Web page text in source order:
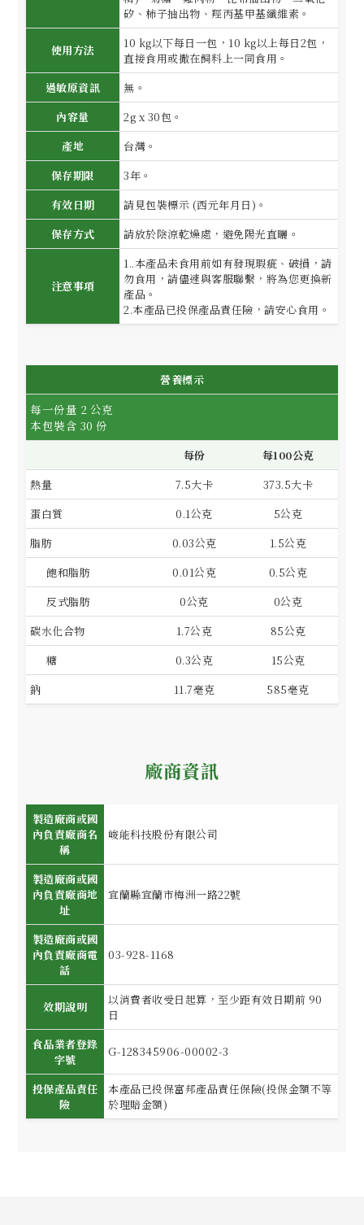
矽、柿子抽出物、羥丙基甲基纖維素。
使用方法
10 kg以下每日一包，10 kg以上每日2包，
直接食用或撒在飼料上一同食用。
過敏原資訊
無。
內容量
2g x 30包。
產地
台灣。
保存期限
3年。
有效日期
請見包裝標示 (西元年月日)。
保存方式
請放於陰涼乾燥處，避免陽光直曬。
注意事項
1..本產品未食用前如有發現瑕疵、破損，請
勿食用，請儘速與客服聯繫，將為您更換新
產品。
2.本產品已投保產品責任險，請安心食用。
營養標示
每一份量 2 公克
本包裝含 30 份
每份
每100公克
熱量
7.5大卡
373.5大卡
蛋白質
0.1公克
5公克
脂肪
0.03公克
1.5公克
飽和脂肪
0.01公克
0.5公克
反式脂肪
0公克
0公克
碳水化合物
1.7公克
85公克
糖
0.3公克
15公克
鈉
11.7毫克 585毫克
廠商資訊
製造廠商或國
內負責廠商名
稱
峻能科技股份有限公司
製造廠商或國
內負責廠商地
址
宜蘭縣宜蘭市梅洲一路22號
製造廠商或國
內負責廠商電
話
03-928-1168
效期說明
以消費者收受日起算，至少距有效日期前 90
日
食品業者登錄
字號
G-128345906-00002-3
投保產品責任
險
本產品已投保富邦產品責任保險(投保金額不等
於理賠金額)